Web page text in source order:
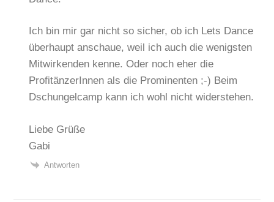
Ich bin mir gar nicht so sicher, ob ich Lets Dance
überhaupt anschaue, weil ich auch die wenigsten
Mitwirkenden kenne. Oder noch eher die
ProfitänzerInnen als die Prominenten ;-) Beim
Dschungelcamp kann ich wohl nicht widerstehen.
Liebe Grüße
Gabi
Antworten